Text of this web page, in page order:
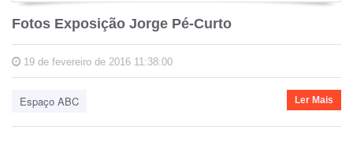
Fotos Exposição Jorge Pé-Curto
19 de fevereiro de 2016 11:38:00
Espaço ABC Ler Mais